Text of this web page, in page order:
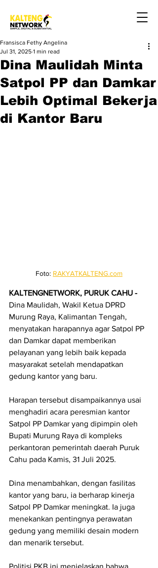
Dina Maulidah Minta
Satpol PP dan Damkar
Lebih Optimal Bekerja
di Kantor Baru
Fransisca Fethy Angelina
Jul 31, 2025 1 min read
Foto: RAKYATKALTENG.com
KALTENGNETWORK, PURUK CAHU -
Dina Maulidah, Wakil Ketua DPRD
Murung Raya, Kalimantan Tengah,
menyatakan harapannya agar Satpol PP
dan Damkar dapat memberikan
pelayanan yang lebih baik kepada
masyarakat setelah mendapatkan
gedung kantor yang baru.
Harapan tersebut disampaikannya usai
menghadiri acara peresmian kantor
Satpol PP Damkar yang dipimpin oleh
Bupati Murung Raya di kompleks
perkantoran pemerintah daerah Puruk
Cahu pada Kamis, 31 Juli 2025.
Dina menambahkan, dengan fasilitas
kantor yang baru, ia berharap kinerja
Satpol PP Damkar meningkat. Ia juga
menekankan pentingnya perawatan
gedung yang memiliki desain modern
dan menarik tersebut.
Politisi PKB ini menjelaskan bahwa